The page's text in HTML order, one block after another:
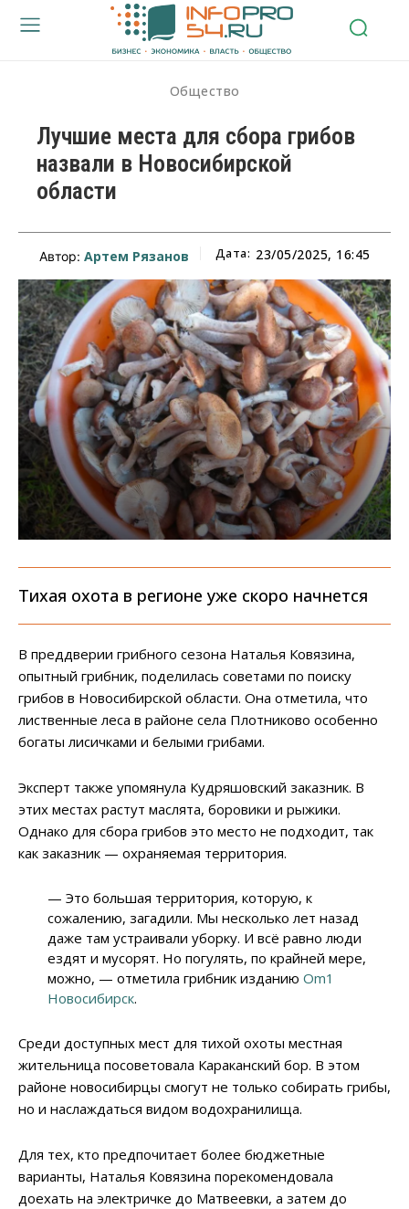
Общество
Лучшие места для сбора грибов
назвали в Новосибирской
области
Автор: Артем Рязанов Дата: 23/05/2025, 16:45
Тихая охота в регионе уже скоро начнется
В преддверии грибного сезона Наталья Ковязина,
опытный грибник, поделилась советами по поиску
грибов в Новосибирской области. Она отметила, что
лиственные леса в районе села Плотниково особенно
богаты лисичками и белыми грибами.
Эксперт также упомянула Кудряшовский заказник. В
этих местах растут маслята, боровики и рыжики.
Однако для сбора грибов это место не подходит, так
как заказник — охраняемая территория.
— Это большая территория, которую, к
сожалению, загадили. Мы несколько лет назад
даже там устраивали уборку. И всё равно люди
ездят и мусорят. Но погулять, по крайней мере,
можно, — отметила грибник изданиюOm1
Новосибирск.
Среди доступных мест для тихой охоты местная
жительница посоветовала Караканский бор. В этом
районе новосибирцы смогут не только собирать грибы,
но и наслаждаться видом водохранилища.
Для тех, кто предпочитает более бюджетные
варианты, Наталья Ковязина порекомендовала
доехать на электричке до Матвеевки, а затем до